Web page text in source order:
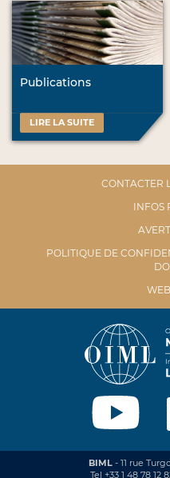
Publications
LIRE LA SUITE
CONTACTER
INFOS
POLITIQUE DE
BIML- 11 rue
Tel +33 1 48 78 12